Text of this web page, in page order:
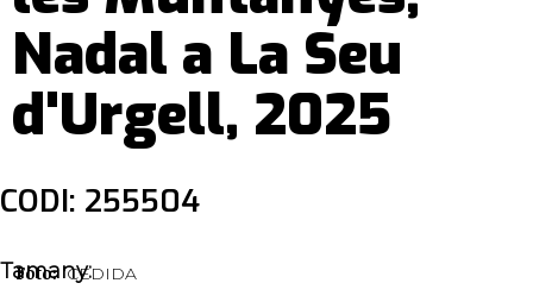
Nadal a La Seu
d'Urgell, 2025
CODI: 255504
Foto: CEDIDA
Tamany: